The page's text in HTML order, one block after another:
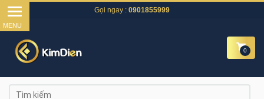
Gọi ngay : 0901855999
0